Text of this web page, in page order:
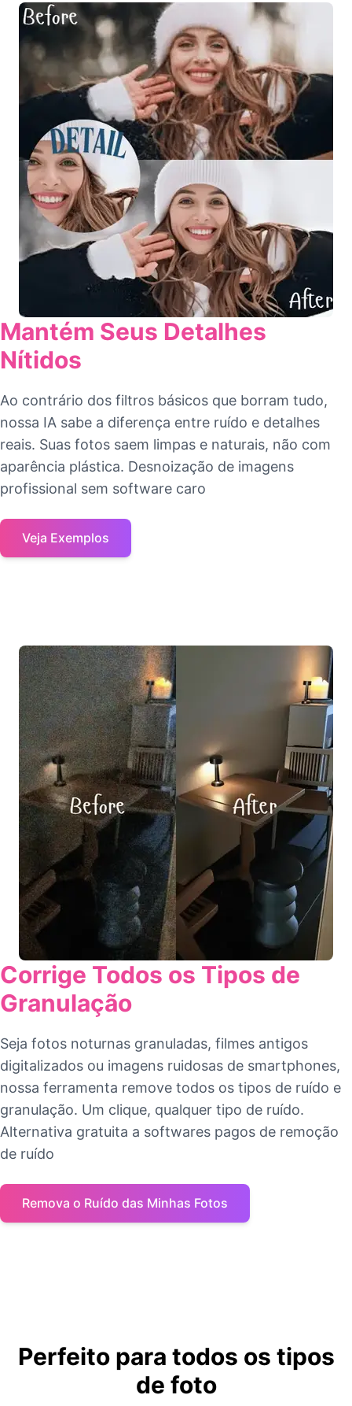
Mantém Seus Detalhes
Nítidos
Ao contrário dos filtros básicos que borram tudo,
nossa IA sabe a diferença entre ruído e detalhes
reais. Suas fotos saem limpas e naturais, não com
aparência plástica. Desnoização de imagens
profissional sem software caro
Veja Exemplos
Corrige Todos os Tipos de
Granulação
Seja fotos noturnas granuladas, filmes antigos
digitalizados ou imagens ruidosas de smartphones,
nossa ferramenta remove todos os tipos de ruído e
granulação. Um clique, qualquer tipo de ruído.
Alternativa gratuita a softwares pagos de remoção
de ruído
Remova o Ruído das Minhas Fotos
Perfeito para todos os tipos
de foto